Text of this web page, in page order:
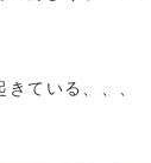
ている、、、